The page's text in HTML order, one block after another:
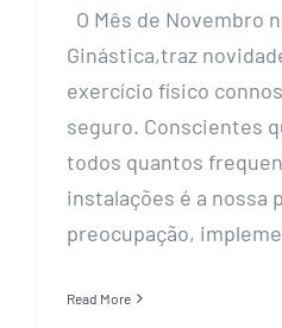
O Mês de Novembro
Ginástica,traz
exercício físico
seguro. Conscientes
todos quantos
instalações é a nossa
preocupação,
Read More